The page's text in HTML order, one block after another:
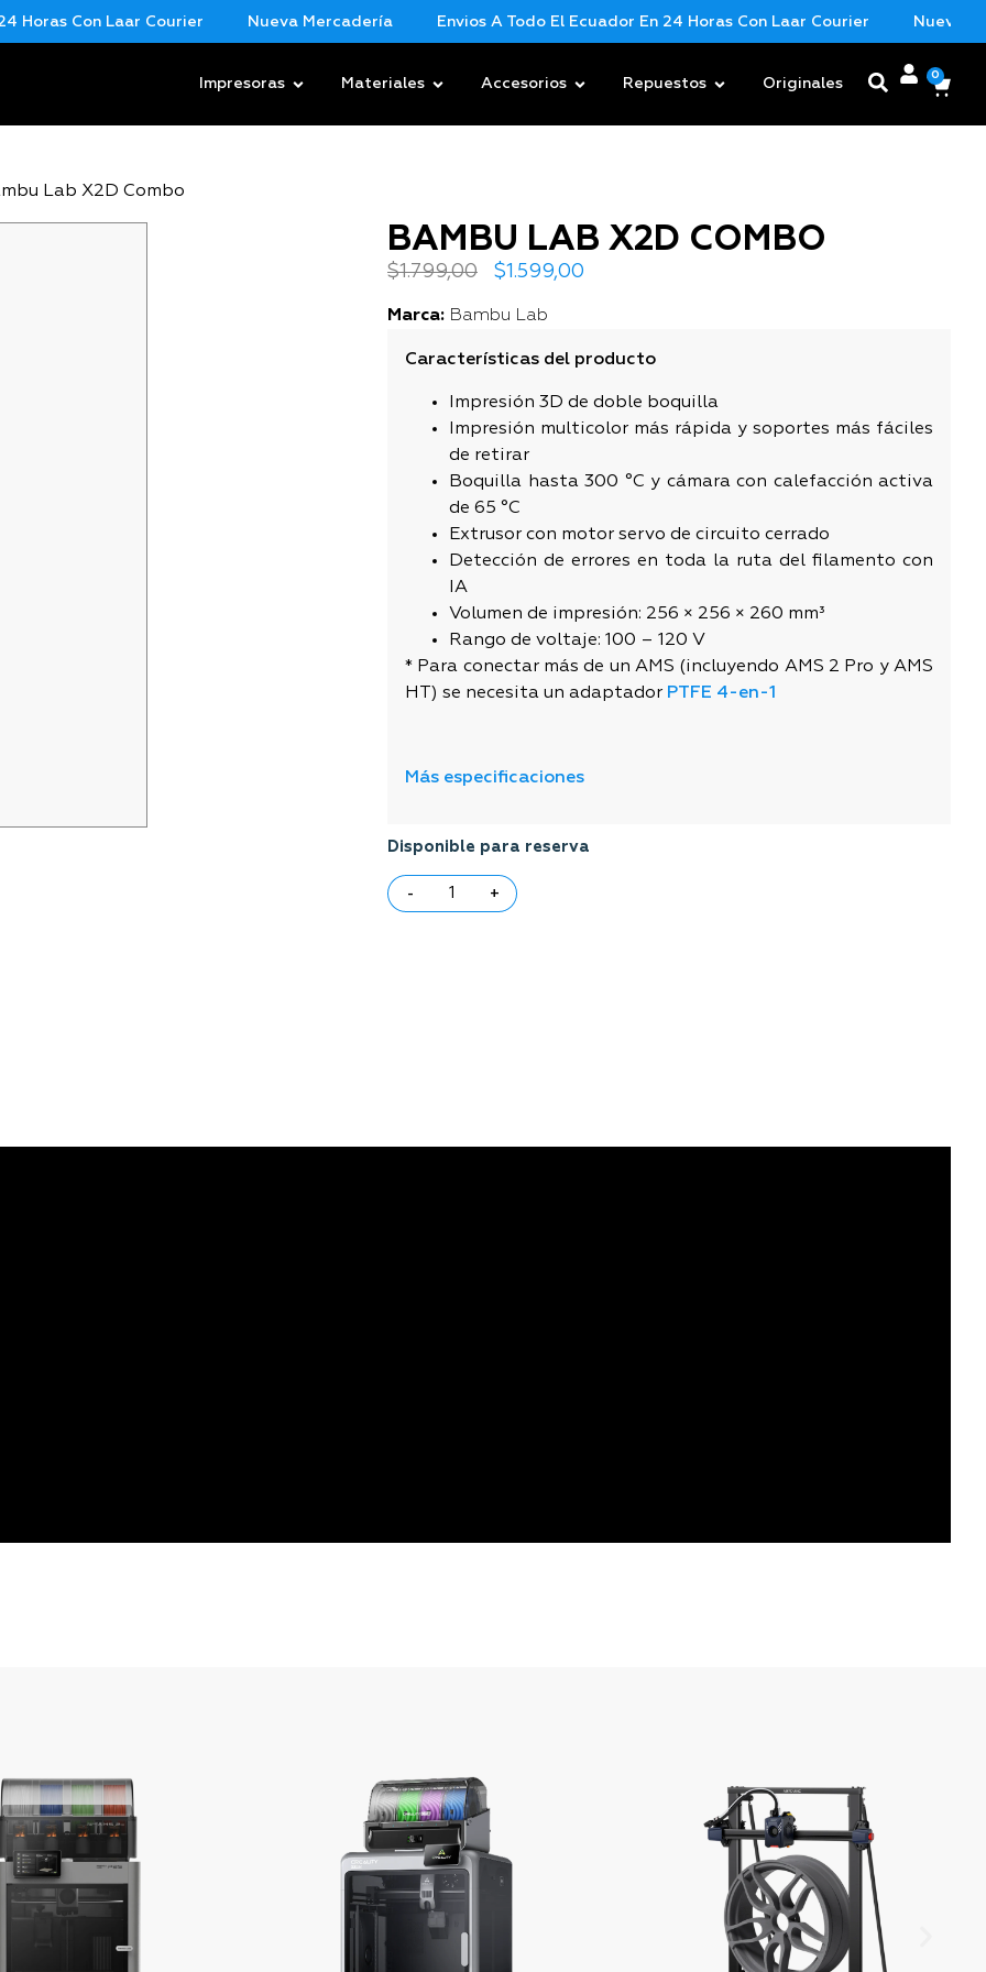
Con Laar Courier Nueva Mercadería Envios A Todo El Ecuador En 24 Horas Con Laar Courier Nueva
Impresoras Materiales Accesorios Repuestos Originales
0
Lab X2D Combo
BAMBU LAB X2D COMBO
$1.799,00 $1.599,00
Marca: Bambu Lab
Características del producto
Impresión 3D de doble boquilla
Impresión multicolor más rápida y soportes más fáciles
de retirar
Boquilla hasta 300 °C y cámara con calefacción activa
de 65 °C
Extrusor con motor servo de circuito cerrado
Detección de errores en toda la ruta del filamento con
IA
Volumen de impresión: 256 × 256 × 260 mm³
Rango de voltaje: 100 – 120 V
* Para conectar más de un AMS (incluyendo AMS 2 Pro y AMS
HT) se necesita un adaptador PTFE 4-en-1
Más especificaciones
Disponible para reserva
- +